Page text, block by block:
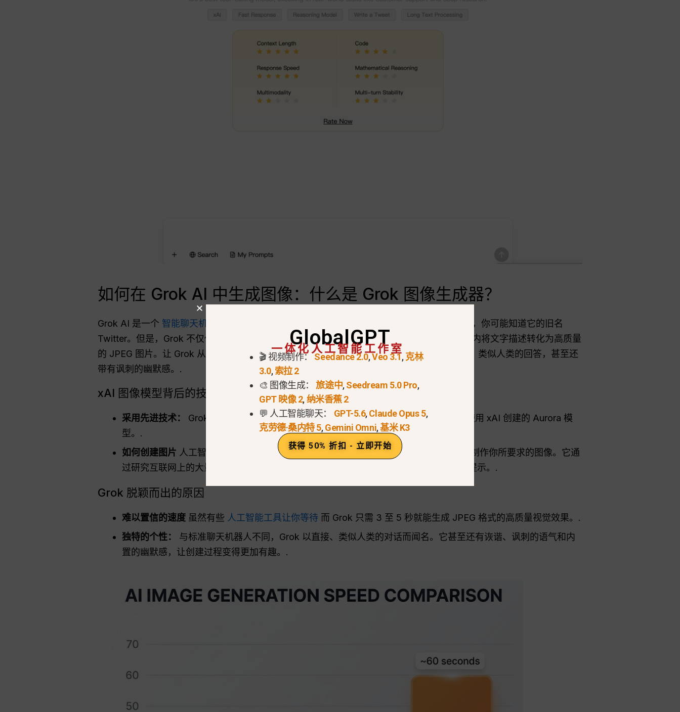
如何在 Grok AI 中生成图像：什么是 Grok 图像生成器？
Grok AI 是一个 智能聊天机器人
由埃隆-马斯克和他的公司 xAI 创建。它直接内置在 X 平台中，你可能知道它的旧名
Twitter。但是，Grok 不仅仅用于聊天！它有一个功能强大的内置图片生成器，能在 3 至 5 秒内将文字描述转化为高质量
的 JPEG 图片。让 Grok 从其他人工智能工具中脱颖而出的是它有趣的个性--它可以给出直接、类似人类的回答，甚至还
带有讽刺的幽默感。.
xAI 图像模型背后的技术
采用先进技术：
Grok 人工智能图像生成器在一个称为专家混合网络的系统上运行，并使用 xAI 创建的 Aurora 模
型。.
如何创建图片 人工智能模型不是简单地粘贴在一起，而是通过一个像素一个像素地精心制作你所要求的图像。它通
过研究互联网上的大量文本和图片学会了如何做到这一点，因此它能轻松理解您的文本提示。.
Grok 脱颖而出的原因
难以置信的速度 虽然有些 人工智能工具让你等待 而 Grok 只需 3 至 5 秒就能生成 JPEG 格式的高质量视觉效果。.
独特的个性：
与标准聊天机器人不同，Grok 以直接、类似人类的对话而闻名。它甚至还有诙谐、讽刺的语气和内
置的幽默感，让创建过程变得更加有趣。.
GlobalGPT
一体化人工智能工作室
🎬 视频制作：Seedance 2.0,Veo 3.1,克林
3.0,索拉 2
🎨 图像生成： 旅途中,Seedream 5.0 Pro,
GPT 映像 2,纳米香蕉 2
💬 人工智能聊天： GPT-5.6,Claude Opus 5,
克劳德·桑内特 5,Gemini Omni,基米 K3
获得 50% 折扣 - 立即开始